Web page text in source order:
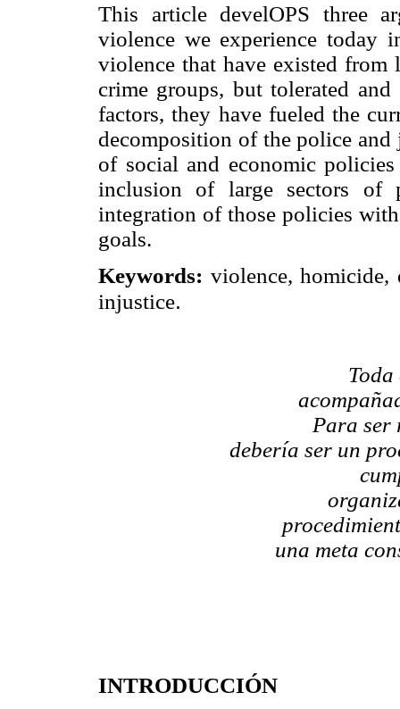
This article develOPS three
violence we experience today
violence that have existed
crime groups, but tolerated
factors, they have fueled the
decomposition of the police
of social and economic
inclusion of large sectors of
integration of those policies
goals.
Keywords: violence, homicide,
injustice.
Para ser
debería ser un
una meta
INTRODUCCIÓN